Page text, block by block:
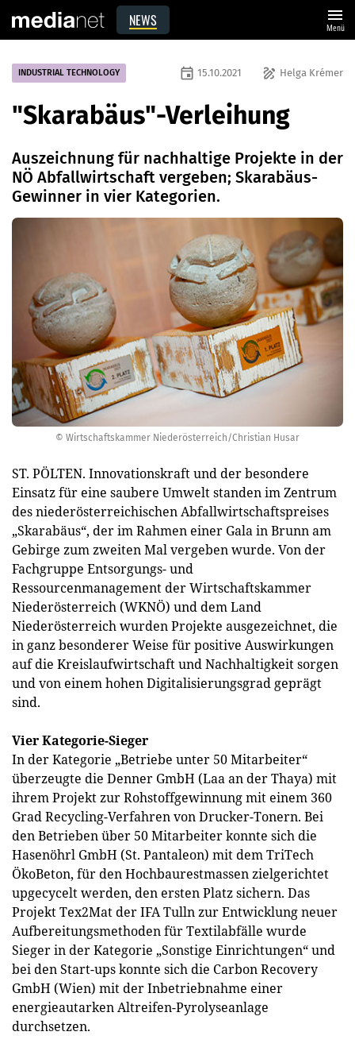
NEWS menu
Menü
© Wirtschaftskammer Niederösterreich/Christian Husar
INDUSTRIAL TECHNOLOGY draw Helga Krémer
event 15.10.2021
"Skarabäus"-Verleihung
Auszeichnung für nachhaltige Projekte in der
NÖ Abfallwirtschaft vergeben; Skarabäus-
Gewinner in vier Kategorien.
ST. PÖLTEN. Innovationskraft und der besondere
Einsatz für eine saubere Umwelt standen im Zentrum
des niederösterreichischen Abfallwirtschaftspreises
„Skarabäus“, der im Rahmen einer Gala in Brunn am
Gebirge zum zweiten Mal vergeben wurde. Von der
Fachgruppe Entsorgungs- und
Ressourcenmanagement der Wirtschaftskammer
Niederösterreich (WKNÖ) und dem Land
Niederösterreich wurden Projekte ausgezeichnet, die
in ganz besonderer Weise für positive Auswirkungen
auf die Kreislaufwirtschaft und Nachhaltigkeit sorgen
und von einem hohen Digitalisierungsgrad geprägt
sind.
Vier Kategorie-Sieger
In der Kategorie „Betriebe unter 50 Mitarbeiter“
überzeugte die Denner GmbH (Laa an der Thaya) mit
ihrem Projekt zur Rohstoffgewinnung mit einem 360
Grad Recycling-Verfahren von Drucker-Tonern. Bei
den Betrieben über 50 Mitarbeiter konnte sich die
Hasenöhrl GmbH (St. Pantaleon) mit dem TriTech
ÖkoBeton, für den Hochbaurestmassen zielgerichtet
upgecycelt werden, den ersten Platz sichern. Das
Projekt Tex2Mat der IFA Tulln zur Entwicklung neuer
Aufbereitungsmethoden für Textilabfälle wurde
Sieger in der Kategorie „Sonstige Einrichtungen“ und
bei den Start-ups konnte sich die Carbon Recovery
GmbH (Wien) mit der Inbetriebnahme einer
energieautarken Altreifen-Pyrolyseanlage
durchsetzen.